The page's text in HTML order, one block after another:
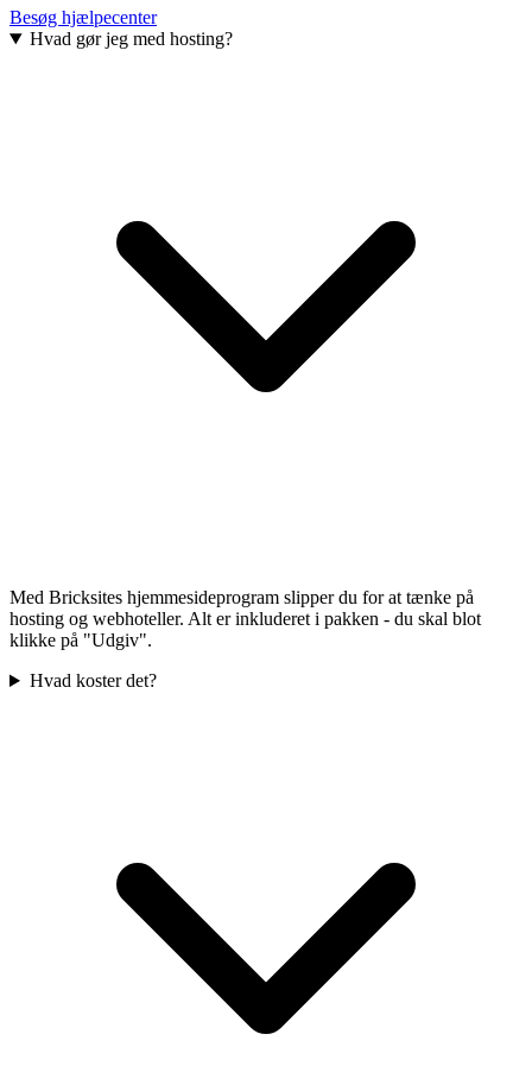
Besøg hjælpecenter
Hvad gør jeg med hosting?
Med Bricksites hjemmesideprogram slipper du for at tænke på
hosting og webhoteller. Alt er inkluderet i pakken - du skal blot
klikke på "Udgiv".
Hvad koster det?